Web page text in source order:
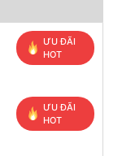
ƯU ĐÃI
HOT
ƯU ĐÃI
HOT